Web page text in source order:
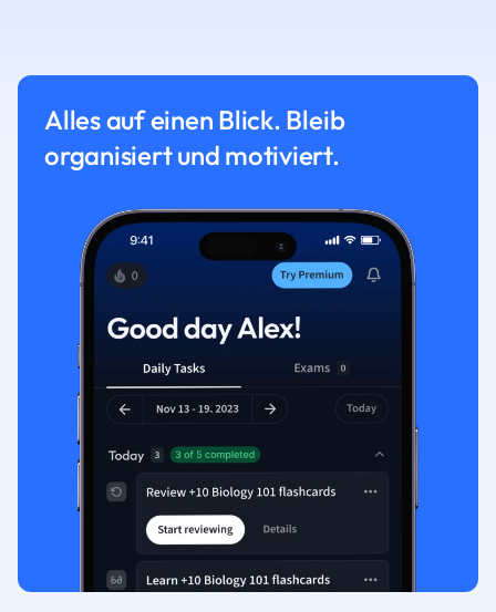
Alles auf einen Blick. Bleib
organisiert und motiviert.